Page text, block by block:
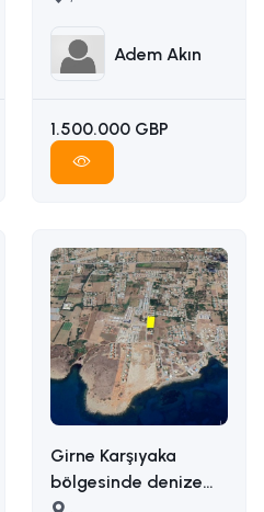
AKIN : 05338314949
Adem Akın
1.500.000 GBP
Girne Karşıyaka
bölgesinde denize